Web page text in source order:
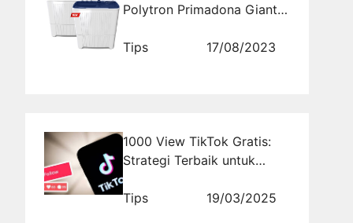
Polytron Primadona Giant
Mencuci
Tips 17/08/2023
1000 View TikTok Gratis:
Strategi Terbaik untuk
Tips
19/03/2025